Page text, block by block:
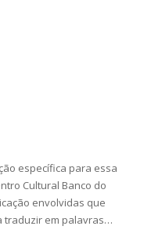
específica para essa
Cultural Banco do
envolvidas que
traduzir em palavras…